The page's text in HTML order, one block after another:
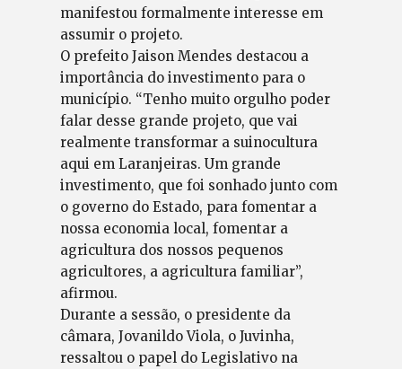
manifestou formalmente interesse em
assumir o projeto.
O prefeito Jaison Mendes destacou a
importância do investimento para o
município. “Tenho muito orgulho poder
falar desse grande projeto, que vai
realmente transformar a suinocultura
aqui em Laranjeiras. Um grande
investimento, que foi sonhado junto com
o governo do Estado, para fomentar a
nossa economia local, fomentar a
agricultura dos nossos pequenos
agricultores, a agricultura familiar”,
afirmou.
Durante a sessão, o presidente da
câmara, Jovanildo Viola, o Juvinha,
ressaltou o papel do Legislativo na